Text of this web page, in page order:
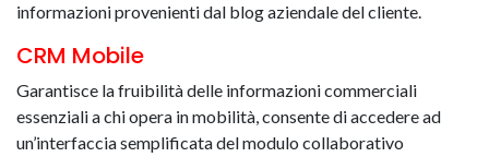
informazioni provenienti dal blog aziendale del cliente.
CRM Mobile
Garantisce la fruibilità delle informazioni commerciali
essenziali a chi opera in mobilità, consente di accedere ad
un’interfaccia semplificata del modulo collaborativo